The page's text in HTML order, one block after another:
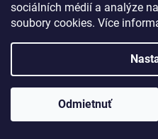
sociálních médií a analýze
soubory cookies. Více
Odmietnuť
Návody
Kontakty
Podmínky ochrany osobních údajů
Informace o platbě platební kartou
Reklamační řád